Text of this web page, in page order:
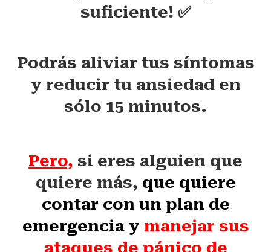
suficiente! ✅
Podrás aliviar tus síntomas
y reducir tu ansiedad en
sólo 15 minutos.
Pero, si eres alguien que
quiere más, que quiere
contar con un plan de
emergencia y manejar sus
ataques de pánico de